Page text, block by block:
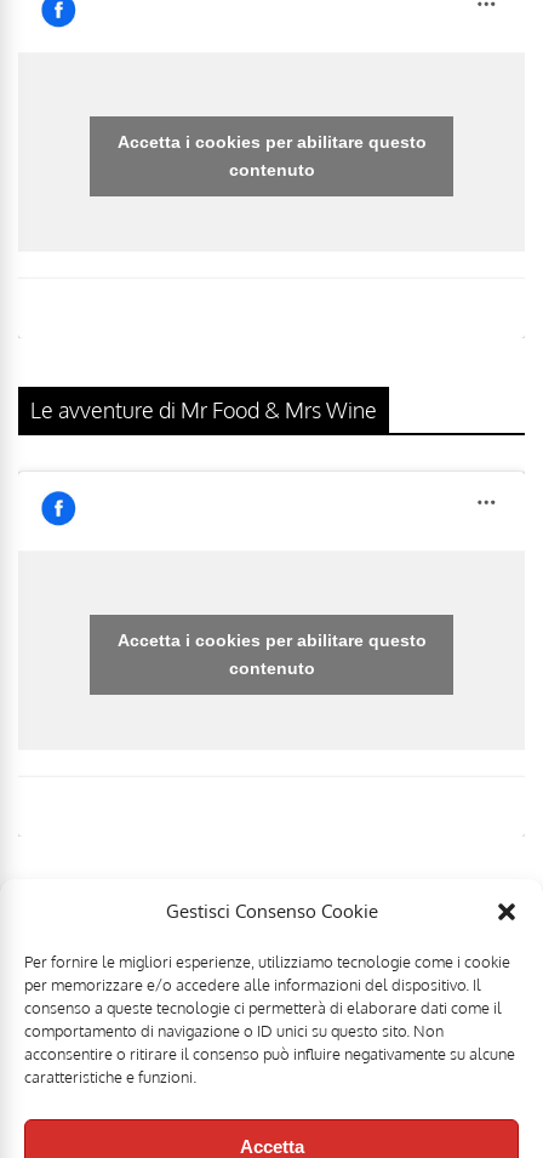
Gestisci Consenso Cookie
Per fornire le migliori esperienze, utilizziamo tecnologie come i cookie
per memorizzare e/o accedere alle informazioni del dispositivo. Il
consenso a queste tecnologie ci permetterà di elaborare dati come il
comportamento di navigazione o ID unici su questo sito. Non
acconsentire o ritirare il consenso può influire negativamente su alcune
caratteristiche e funzioni.
Accetta
Accetta i cookies per abilitare questo
contenuto
Le avventure di Mr Food & Mrs Wine
Accetta i cookies per abilitare questo
contenuto